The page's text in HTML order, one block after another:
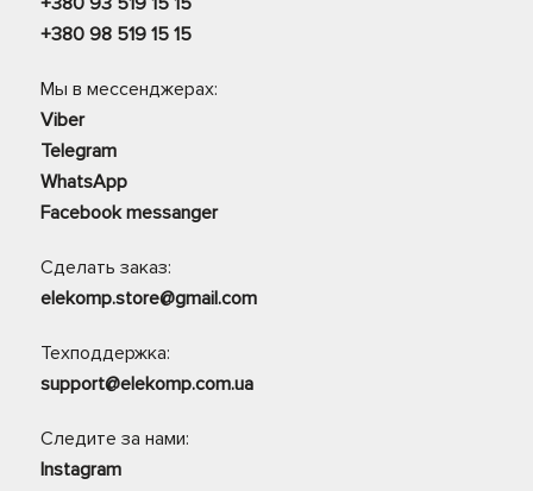
+380 98 519 15 15
Мы в мессенджерах:
Viber
Telegram
WhatsApp
Facebook messanger
Сделать заказ:
elekomp.store@gmail.com
Техподдержка:
support@elekomp.com.ua
Следите за нами:
Instagram